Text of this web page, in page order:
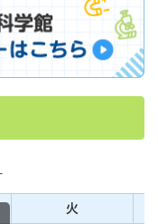
火